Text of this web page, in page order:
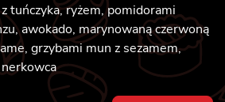
tuńczyka, ryżem, pomidorami
awokado, marynowaną czerwoną
grzybami mun z sezamem,